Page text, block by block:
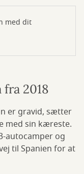
med dit
2018
er gravid, sætter
med sin kæreste.
autocamper og
til Spanien for at